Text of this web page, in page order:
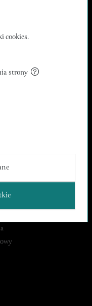
cookies.
strony